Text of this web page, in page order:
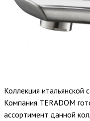
Коллекция итальянской
Компания TERADOM
ассортимент данной